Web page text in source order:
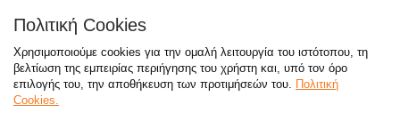
800 117 7777 (μόνο από σταθερό, χωρίς χρέωση),
214 100 9999 (αστική χρέωση)
Πολιτική Cookies
Χρησιμοποιούμε cookies για την ομαλή λειτουργία του ιστότοπου, τη
βελτίωση της εμπειρίας περιήγησης του χρήστη και, υπό τον όρο
επιλογής του, την αποθήκευση των προτιμήσεών του. Πολιτική
Cookies.